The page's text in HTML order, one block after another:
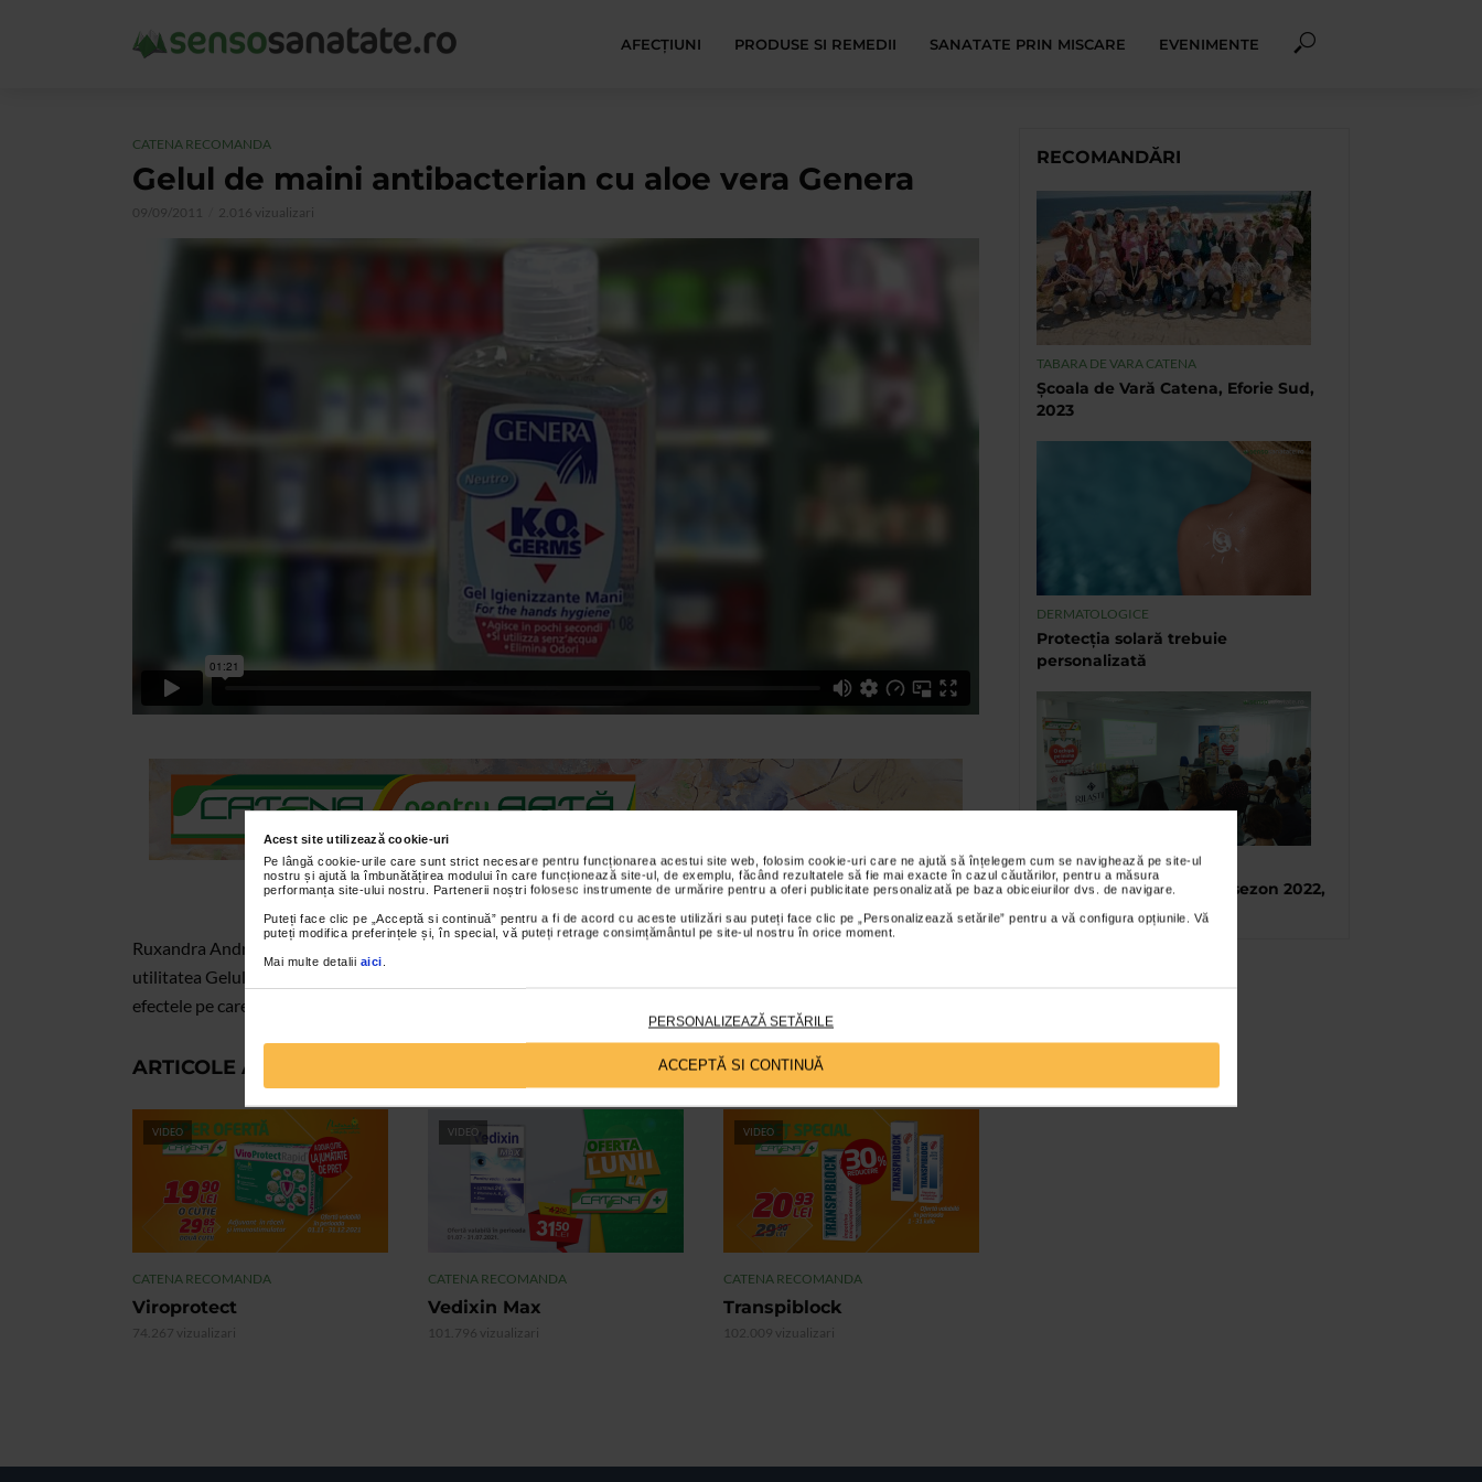
Acest site utilizează cookie-uri
Pe lângă cookie-urile care sunt strict necesare pentru funcționarea acestui site web, folosim cookie-uri care ne ajută să înțelegem cum se navighează pe site-ul
nostru și ajută la îmbunătățirea modului în care funcționează site-ul, de exemplu, făcând rezultatele să fie mai exacte în cazul căutărilor, pentru a măsura
performanța site-ului nostru. Partenerii noștri folosesc instrumente de urmărire pentru a oferi publicitate personalizată pe baza obiceiurilor dvs. de navigare.
Puteți face clic pe „Acceptă si continuă” pentru a fi de acord cu aceste utilizări sau puteți face clic pe „Personalizează setările” pentru a vă configura opțiunile. Vă
puteți modifica preferințele și, în special, vă puteți retrage consimțământul pe site-ul nostru în orice moment.
Mai multe detalii aici
PERSONALIZEAZĂ SETĂRILE
ACCEPTĂ SI CONTINUĂ
AFECŢIUNI PRODUSE SI REMEDII SANATATE PRIN MISCARE EVENIMENTE
CATENA RECOMANDA
Gelul de maini antibacterian cu aloe vera Genera
09/09/2011 2.016 vizualizari
Ruxandra Andronache, farmacist-sef al Farmaciei „Catena” din bulevardul Magheru nr. 41 Bucuresti, explica
utilitatea Gelului de maini antibacterian cu aloe vera Genera si vorbeste despre modul de folosire al acestuia si
efectele pe care le are asupra pielii.
ARTICOLE ASEMANATOARE
VIDEO
CATENA RECOMANDA
Viroprotect
74.267 vizualizari
VIDEO
CATENA RECOMANDA
Vedixin Max
101.796 vizualizari
VIDEO
CATENA RECOMANDA
Transpiblock
102.009 vizualizari
RECOMANDĂRI
TABARA DE VARA CATENA
Școala de Vară Catena, Eforie Sud,
2023
DERMATOLOGICE
Protecția solară trebuie
personalizată
TABARA DE VARA CATENA
Tabara de vara, final de sezon 2022,
Eforie Sud